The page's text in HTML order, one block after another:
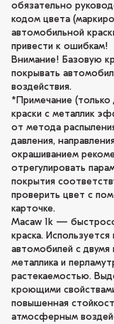
обязательно
кодом цвета
автомобильной
привести к ошибкам!
Внимание! Базовую
покрывать
воздействия.
*Примечание (только
краски с металлик
от метода
давления,
окрашиванием
отрегулировать
покрытия
проверить цвет с
карточке.
Macaw 1k —
краска.
автомобилей с
металлика и
растекаемостью.
кроющими
повышенная
атмосферным